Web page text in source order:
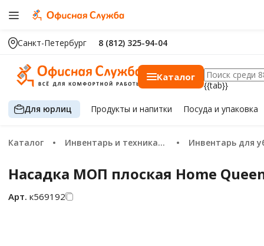
Санкт-Петербург 8 (812) 325-94-04
Каталог
{{tab}}
Для юрлиц Продуктыи напитки Посуда и упаковка
Каталог Инвентарь и техника для уборки Инвентарь для
Насадка МОП плоская Home
Арт. к569192